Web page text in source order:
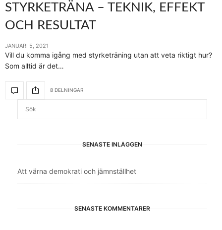
STYRKETRÄNA – TEKNIK, EFFEKT
OCH RESULTAT
JANUARI 5, 2021
Vill du komma igång med styrketräning utan att veta riktigt hur?
Som alltid är det…
8 DELNINGAR
SENASTE INLÄGGEN
Att värna demokrati och jämnställhet
SENASTE KOMMENTARER